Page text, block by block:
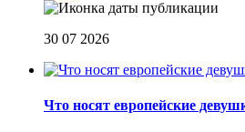
30 07 2026
Что носят европейские